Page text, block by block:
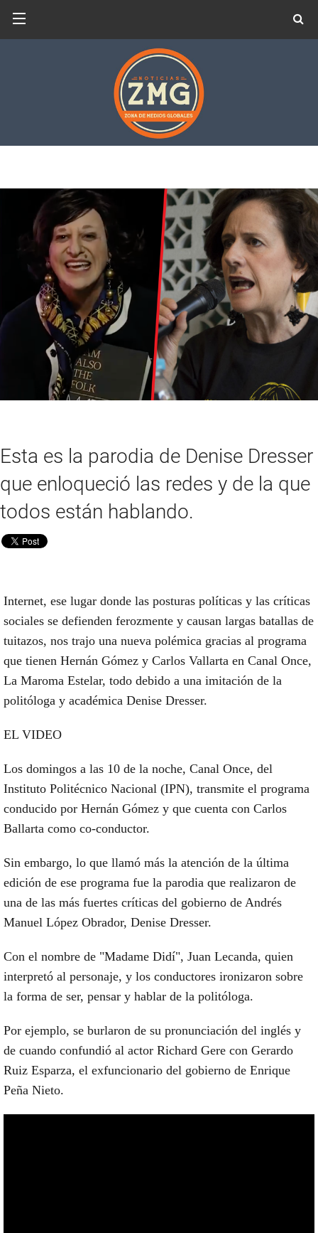
Esta es la parodia de Denise Dresser
que enloqueció las redes y de la que
todos están hablando.
Internet, ese lugar donde las posturas políticas y las críticas
sociales se defienden ferozmente y causan largas batallas de
tuitazos, nos trajo una nueva polémica gracias al programa
que tienen Hernán Gómez y Carlos Vallarta en Canal Once,
La Maroma Estelar, todo debido a una imitación de la
politóloga y académica Denise Dresser.
EL VIDEO
Los domingos a las 10 de la noche, Canal Once, del
Instituto Politécnico Nacional (IPN), transmite el programa
conducido por Hernán Gómez y que cuenta con Carlos
Ballarta como co-conductor.
Sin embargo, lo que llamó más la atención de la última
edición de ese programa fue la parodia que realizaron de
una de las más fuertes críticas del gobierno de Andrés
Manuel López Obrador, Denise Dresser.
Con el nombre de "Madame Didí", Juan Lecanda, quien
interpretó al personaje, y los conductores ironizaron sobre
la forma de ser, pensar y hablar de la politóloga.
Por ejemplo, se burlaron de su pronunciación del inglés y
de cuando confundió al actor Richard Gere con Gerardo
Ruiz Esparza, el exfuncionario del gobierno de Enrique
Peña Nieto.